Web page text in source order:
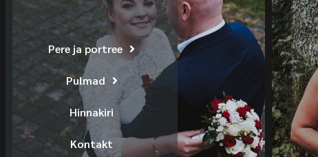
Pere ja portree
Pulmad
Hinnakiri
Kontakt